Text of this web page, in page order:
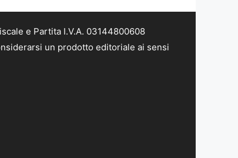
e Partita I.V.A. 03144800608
un prodotto editoriale ai sensi